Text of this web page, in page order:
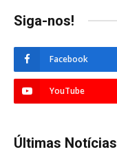
Siga-nos!
Facebook
YouTube
Últimas Notícias